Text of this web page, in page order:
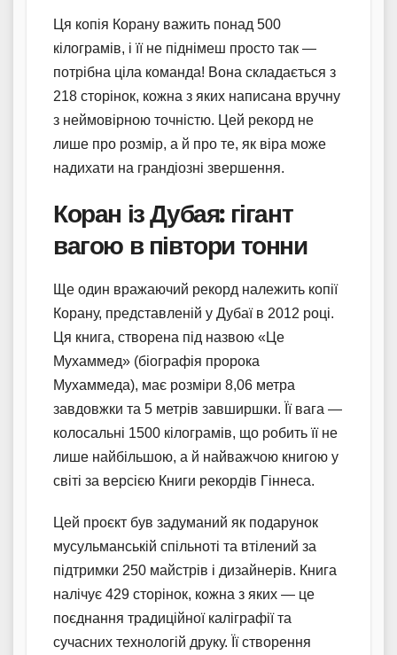
Ця копія Корану важить понад 500
кілограмів, і її не піднімеш просто так —
потрібна ціла команда! Вона складається з
218 сторінок, кожна з яких написана вручну
з неймовірною точністю. Цей рекорд не
лише про розмір, а й про те, як віра може
надихати на грандіозні звершення.
Коран із Дубая: гігант
вагою в півтори тонни
Ще один вражаючий рекорд належить копії
Корану, представленій у Дубаї в 2012 році.
Ця книга, створена під назвою «Це
Мухаммед» (біографія пророка
Мухаммеда), має розміри 8,06 метра
завдовжки та 5 метрів завширшки. Її вага —
колосальні 1500 кілограмів, що робить її не
лише найбільшою, а й найважчою книгою у
світі за версією Книги рекордів Гіннеса.
Цей проєкт був задуманий як подарунок
мусульманській спільноті та втілений за
підтримки 250 майстрів і дизайнерів. Книга
налічує 429 сторінок, кожна з яких — це
поєднання традиційної каліграфії та
сучасних технологій друку. Її створення